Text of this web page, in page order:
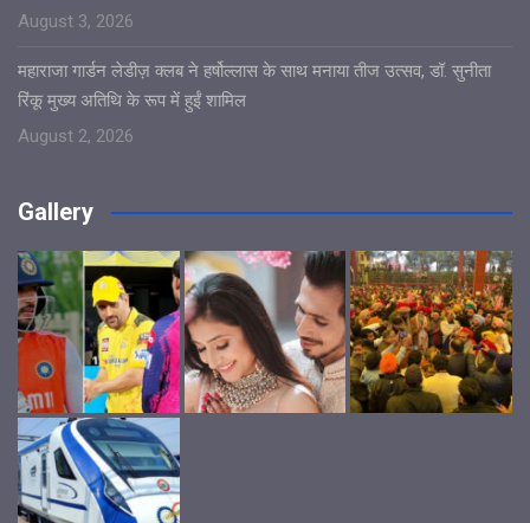
August 3, 2026
महाराजा गार्डन लेडीज़ क्लब ने हर्षोल्लास के साथ मनाया तीज उत्सव, डॉ. सुनीता
रिंकू मुख्य अतिथि के रूप में हुईं शामिल
August 2, 2026
Gallery